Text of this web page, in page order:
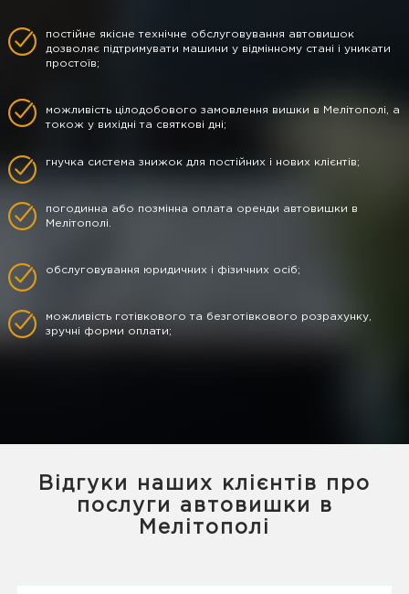
постійне якісне технічне обслуговування автовишок
дозволяє підтримувати машини у відмінному стані і уникати
простоїв;
можливість цілодобового замовлення вишки в Мелітополі, а
токож у вихідні та святкові дні;
гнучка система знижок для постійних і нових клієнтів;
погодинна або позмінна оплата оренди автовишки в
Мелітополі.
обслуговування юридичних і фізичних осіб;
можливість готівкового та безготівкового розрахунку,
зручні форми оплати;
Відгуки наших клієнтів про
послуги автовишки в
Мелітополі